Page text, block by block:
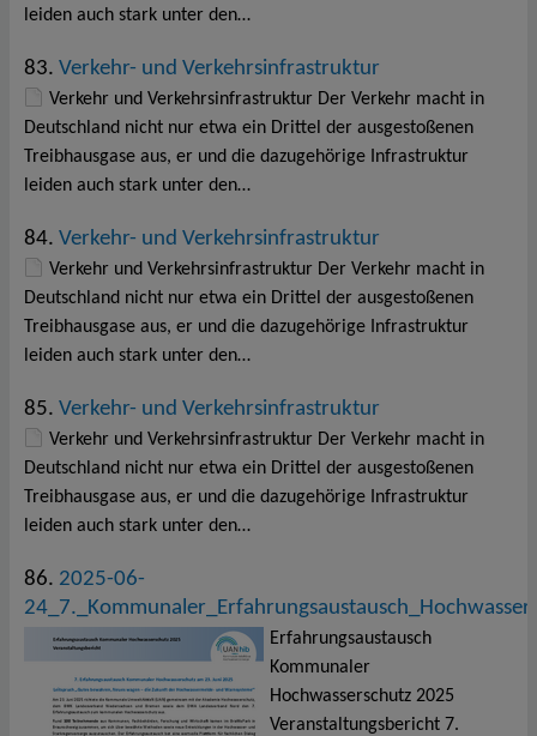
leiden auch stark unter den…
83. Verkehr- und Verkehrsinfrastruktur
Verkehr und Verkehrsinfrastruktur Der Verkehr macht in
Deutschland nicht nur etwa ein Drittel der ausgestoßenen
Treibhausgase aus, er und die dazugehörige Infrastruktur
leiden auch stark unter den…
84. Verkehr- und Verkehrsinfrastruktur
Verkehr und Verkehrsinfrastruktur Der Verkehr macht in
Deutschland nicht nur etwa ein Drittel der ausgestoßenen
Treibhausgase aus, er und die dazugehörige Infrastruktur
leiden auch stark unter den…
85. Verkehr- und Verkehrsinfrastruktur
Verkehr und Verkehrsinfrastruktur Der Verkehr macht in
Deutschland nicht nur etwa ein Drittel der ausgestoßenen
Treibhausgase aus, er und die dazugehörige Infrastruktur
leiden auch stark unter den…
86. 2025-06-
Erfahrungsaustausch
Kommunaler
Hochwasserschutz 2025
Veranstaltungsbericht 7.